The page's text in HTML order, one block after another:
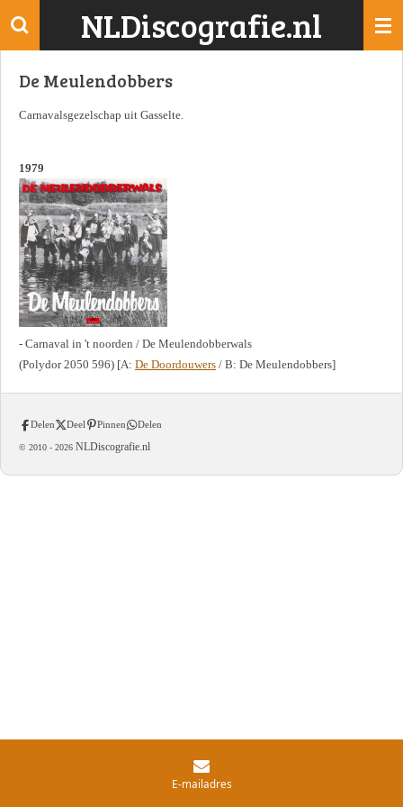
Ga
de
NLDiscografie.nl
De Meulendobbers
Carnavalsgezelschap uit Gasselte.
1979
- Carnaval in 't noorden / De Meulendobberwals
(Polydor 2050 596) [A: De Doordouwers / B: De Meulendobbers]
Delen Deel Pinnen Delen
© 2010 - 2026 NLDiscografie.nl
E-mailadres